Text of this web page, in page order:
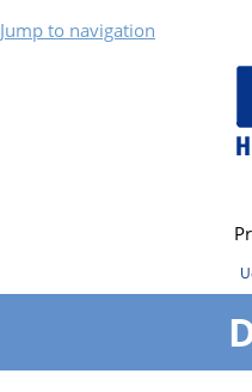
Jump to navigation